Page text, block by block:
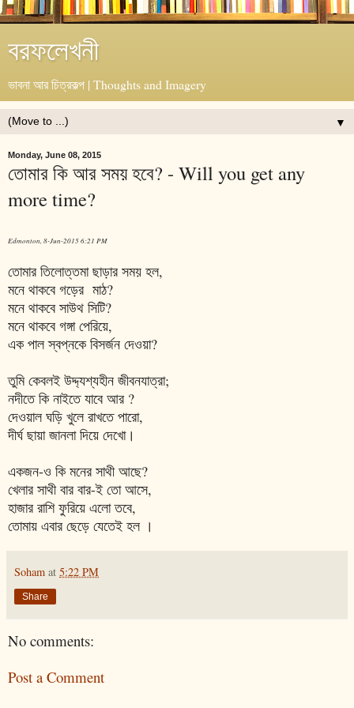
বরফলেখনী
ভাবনা আর চিত্রকল্প | Thoughts and Imagery
▼
Monday, June 08, 2015
তোমার কি আর সময় হবে? - Will you get any
more time?
Edmonton, 8-Jun-2015 6:21 PM
তোমার তিলোত্তমা ছাড়ার সময় হল,
মনে থাকবে গড়ের মাঠ?
মনে থাকবে সাউথ সিটি?
মনে থাকবে গঙ্গা পেরিয়ে,
এক পাল স্বপ্নকে বিসর্জন দেওয়া?
তুমি কেবলই উদ্দ্যশ্যহীন জীবনযাত্রা;
নদীতে কি নাইতে যাবে আর ?
দেওয়াল ঘড়ি খুলে রাখতে পারো,
দীর্ঘ ছায়া জানলা দিয়ে দেখো।
একজন-ও কি মনের সাথী আছে?
খেলার সাথী বার বার-ই তো আসে,
হাজার রাশি ফুরিয়ে এলো তবে,
তোমায় এবার ছেড়ে যেতেই হল ।
Soham at 5:22 PM
Share
No comments:
Post a Comment